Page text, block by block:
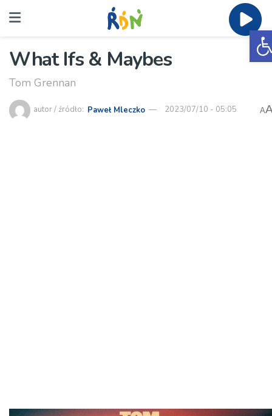
What Ifs & Maybes
Tom Grennan
autor / źródło: Paweł Mleczko 2023/07/10 - 05:05 A